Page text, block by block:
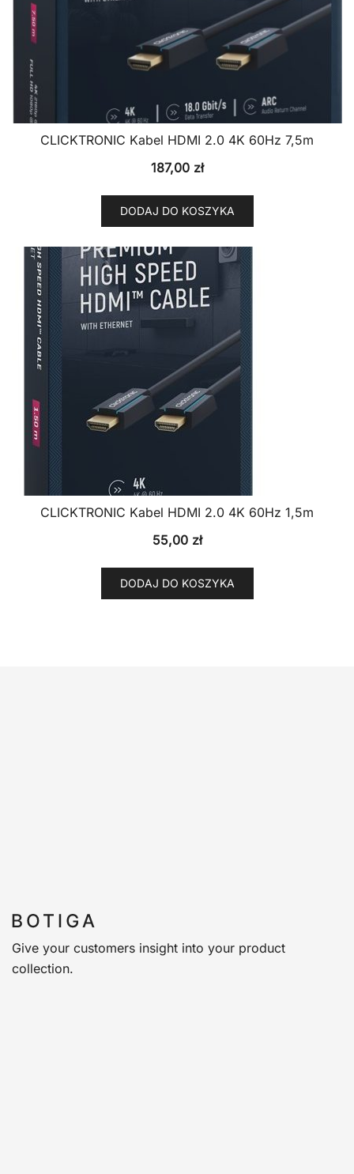
CLICKTRONIC Kabel HDMI 2.0 4K 60Hz 7,5m
187,00 zł
DODAJ DO KOSZYKA
CLICKTRONIC Kabel HDMI 2.0 4K 60Hz 1,5m
55,00 zł
DODAJ DO KOSZYKA
Give your customers insight into your product
collection.